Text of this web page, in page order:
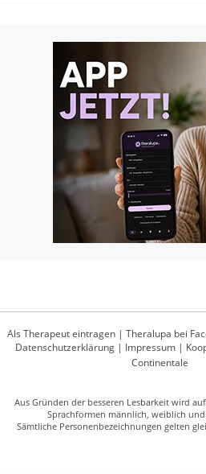
Als Therapeut eintragen | Theralupa bei
Datenschutzerklärung| Impressum|
Continentale
Aus Gründen der besseren Lesbarkeit wird
Sprachformen männlich, weiblich
Sämtliche Personenbezeichnungen gelten